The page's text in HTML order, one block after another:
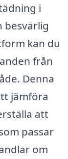
i
besvärlig
kan du
från
Denna
jämföra
att
passar
om